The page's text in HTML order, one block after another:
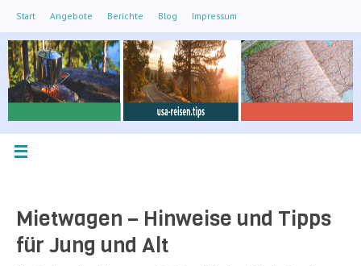
springen
Start Angebote Berichte Blog Impressum
Mietwagen – Hinweise und Tipps
für Jung und Alt